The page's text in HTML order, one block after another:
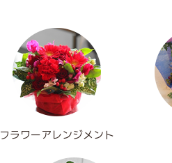
フラワーアレンジメント